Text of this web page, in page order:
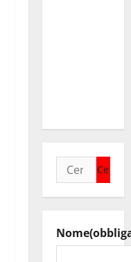
Ricerca
per:
Nome